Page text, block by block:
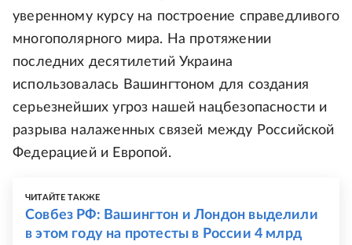
уверенному курсу на построение справедливого
многополярного мира. На протяжении
последних десятилетий Украина
использовалась Вашингтоном для создания
серьезнейших угроз нашей нацбезопасности и
разрыва налаженных связей между Российской
Федерацией и Европой.
ЧИТАЙТЕ ТАКЖЕ
Совбез РФ: Вашингтон и Лондон выделили
в этом году на протесты в России 4 млрд